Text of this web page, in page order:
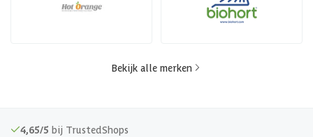
Bekijk alle merken
4,65/5 bij TrustedShops